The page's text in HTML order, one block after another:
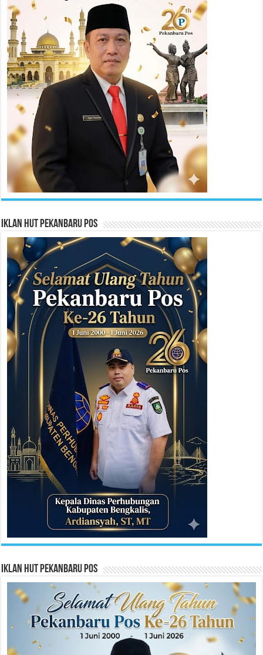
Iklan HUT Pekanbaru Pos
Iklan HUT Pekanbaru Pos